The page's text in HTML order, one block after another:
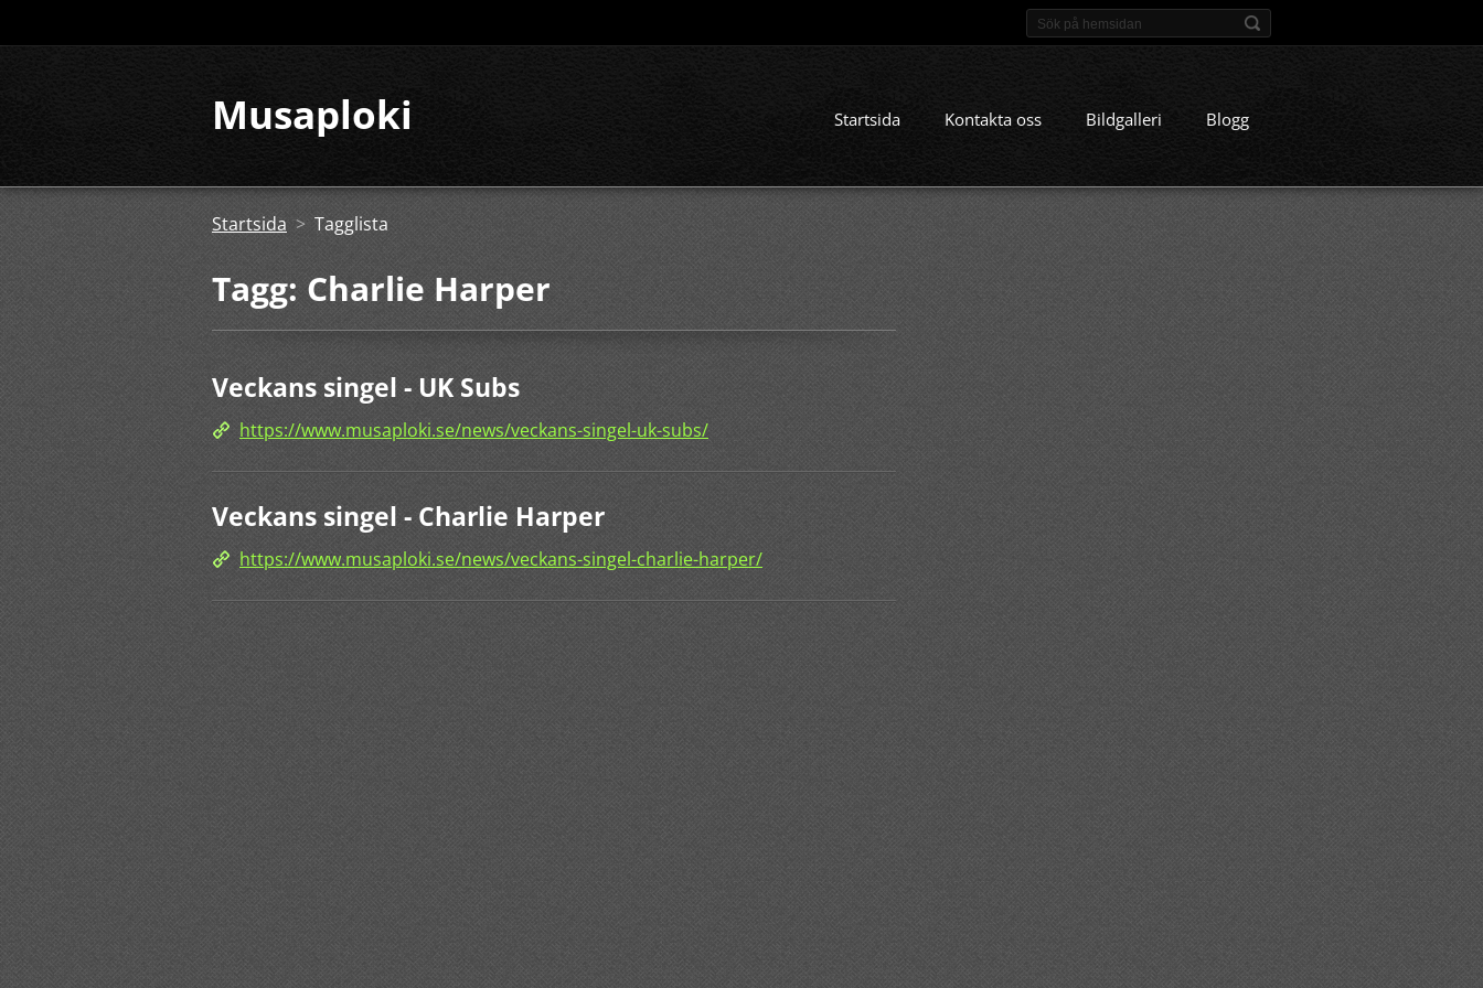
Musaploki Startsida Kontakta oss Bildgalleri Blogg
Startsida > Tagglista
Tagg: Charlie Harper
Veckans singel - UK Subs
https://www.musaploki.se/news/veckans-singel-uk-subs/
Veckans singel - Charlie Harper
https://www.musaploki.se/news/veckans-singel-charlie-harper/